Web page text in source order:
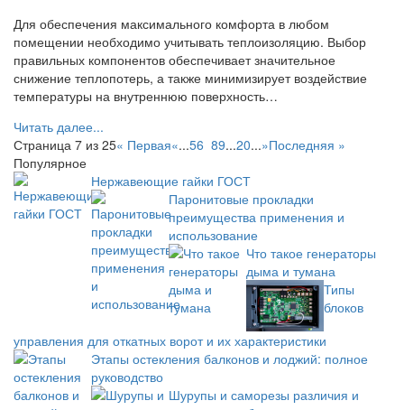
Для обеспечения максимального комфорта в любом
помещении необходимо учитывать теплоизоляцию. Выбор
правильных компонентов обеспечивает значительное
снижение теплопотерь, а также минимизирует воздействие
температуры на внутреннюю поверхность…
Читать далее...
Страница 7 из 25« Первая«...56 89...20...»Последняя »
Популярное
Нержавеющие гайки ГОСТ
Паронитовые прокладки
преимущества применения и
использование
Что такое генераторы
дыма и тумана
Типы
блоков
управления для откатных ворот и их характеристики
Этапы остекления балконов и лоджий: полное
руководство
Шурупы и саморезы различия и